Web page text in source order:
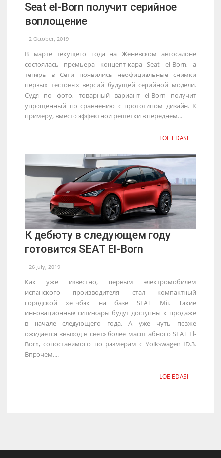
Seat el-Born получит серийное
воплощение
2 October, 2019
В марте текущего года на Женевском автосалоне
состоялась премьера концепт-кара Seat el-Born, а
теперь в Сети появились неофициальные снимки
первых тестовых версий будущей серийной модели.
Судя по фото, товарный вариант el-Born получит
упрощённый по сравнению с прототипом дизайн. К
примеру, вместо эффектной решётки в переднем...
LOE EDASI
К дебюту в следующем году
готовится SEAT El-Born
26 July, 2019
Как уже известно, первым электромобилем
испанского производителя стал компактный
городской хетчбэк на базе SEAT Mii. Такие
инновационные сити-кары будут доступны к продаже
в начале следующего года. А уже чуть позже
ожидается «выход в свет» более масштабного SEAT El-
Born, сопоставимого по размерам с Volkswagen ID.3.
Впрочем,...
LOE EDASI